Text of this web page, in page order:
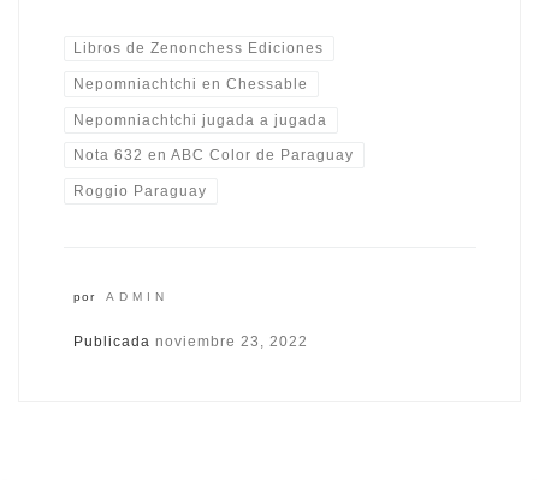
Libros de Zenonchess Ediciones
Nepomniachtchi en Chessable
Nepomniachtchi jugada a jugada
Nota 632 en ABC Color de Paraguay
Roggio Paraguay
por ADMIN
Publicada noviembre 23, 2022